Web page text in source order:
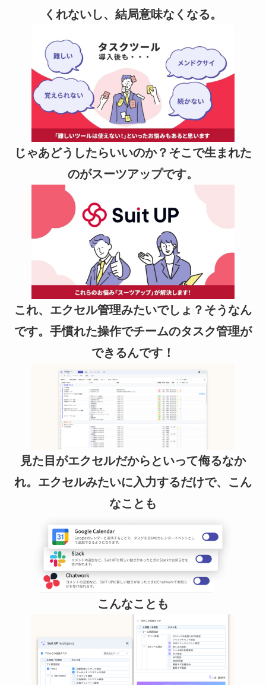
くれないし、結局意味なくなる。
じゃあどうしたらいいのか？そこで生まれた
のがスーツアップです。
これ、エクセル管理みたいでしょ？そうなん
です。手慣れた操作でチームのタスク管理が
できるんです！
見た目がエクセルだからといって侮るなか
れ。エクセルみたいに入力するだけで、こん
なことも
こんなことも